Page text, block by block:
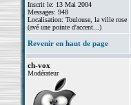
Inscrit le: 13 Mai 2004
Messages: 948
Localisation: Toulouse, la ville rose
(avé une pointe d'accent...)
Revenir en haut de page
ch-vox
Modérateur